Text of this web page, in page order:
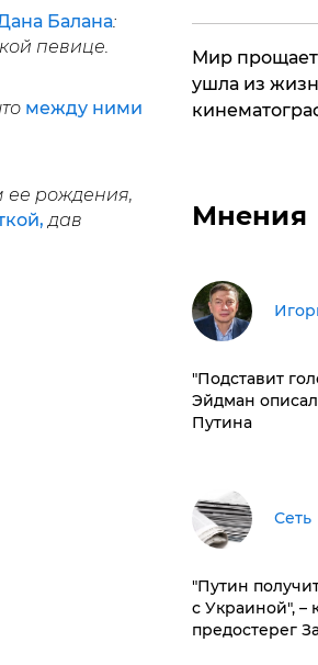
Балана:
певице.
между ними
ее рождения,
дав
Мир
ушла из
Мнения
​"Подставит
Эйдман
Путина
Сеть
"Путин
с Украиной", –
предостерег